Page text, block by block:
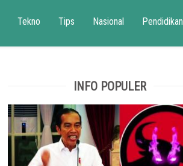
Tekno Tips Nasional Pendidikan
INFO POPULER